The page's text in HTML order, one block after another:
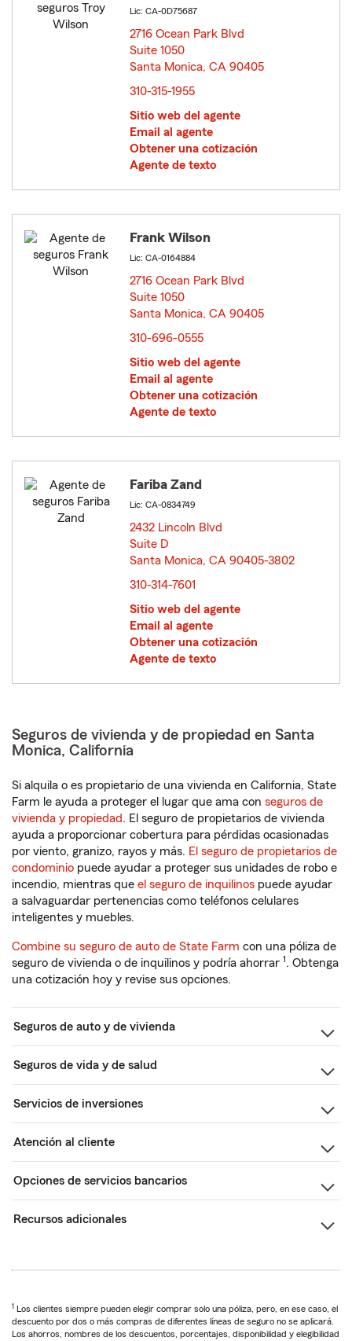
Lic: CA-0D75687
2716 Ocean Park Blvd
Suite 1050
Santa Monica, CA 90405
310-315-1955
Sitio web del agente
Email al agente
Obtener una cotización
Agente de texto
Frank Wilson
Lic: CA-0164884
2716 Ocean Park Blvd
Suite 1050
Santa Monica, CA 90405
310-696-0555
Sitio web del agente
Email al agente
Obtener una cotización
Agente de texto
Fariba Zand
Lic: CA-0834749
2432 Lincoln Blvd
Suite D
Santa Monica, CA 90405-3802
310-314-7601
Sitio web del agente
Email al agente
Obtener una cotización
Agente de texto
Seguros de vivienda y de propiedad en Santa
Monica, California
Si alquila o es propietario de una vivienda en California, State
Farm le ayuda a proteger el lugar que ama con seguros de
vivienda y propiedad. El seguro de propietarios de vivienda
ayuda a proporcionar cobertura para pérdidas ocasionadas
por viento, granizo, rayos y más. El seguro de propietarios de
condominio puede ayudar a proteger sus unidades de robo e
incendio, mientras que el seguro de inquilinos puede ayudar
a salvaguardar pertenencias como teléfonos celulares
inteligentes y muebles.
Combine su seguro de auto de State Farm con una póliza de
seguro de vivienda o de inquilinos y podría ahorrar 1. Obtenga
una cotización hoy y revise sus opciones.
Seguros de auto y de vivienda
Seguros de vida y de salud
Servicios de inversiones
Atención al cliente
Opciones de servicios bancarios
Recursos adicionales
1 Los clientes siempre pueden elegir comprar solo una póliza, pero, en ese caso, el
descuento por dos o más compras de diferentes líneas de seguro no se aplicará.
Los ahorros, nombres de los descuentos, porcentajes, disponibilidad y elegibilidad